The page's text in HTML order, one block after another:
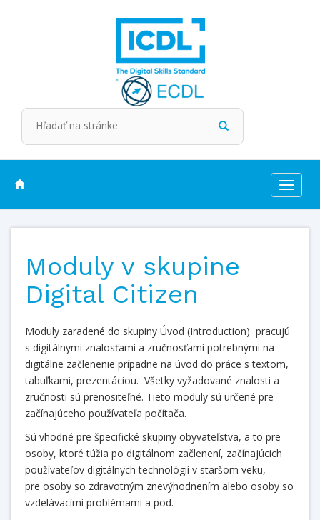
Toggle
Moduly v skupine
Digital Citizen
Moduly zaradené do skupiny Úvod (Introduction) pracujú
s digitálnymi znalosťami a zručnosťami potrebnými na
digitálne začlenenie prípadne na úvod do práce s textom,
tabuľkami, prezentáciou. Všetky vyžadované znalosti a
zručnosti sú prenositeľné. Tieto moduly sú určené pre
začínajúceho používateľa počítača.
Sú vhodné pre špecifické skupiny obyvateľstva, a to pre
osoby, ktoré túžia po digitálnom začlenení, začínajúcich
používateľov digitálnych technológií v staršom veku,
pre osoby so zdravotným znevýhodnením alebo osoby so
vzdelávacími problémami a pod.